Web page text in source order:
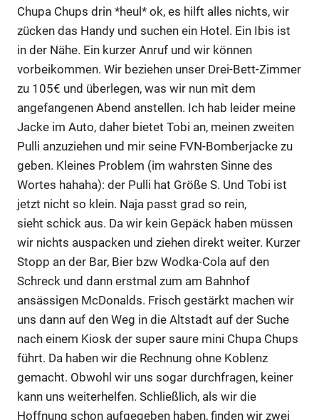
Chupa Chups drin *heul* ok, es hilft alles nichts, wir
zücken das Handy und suchen ein Hotel. Ein Ibis ist
in der Nähe. Ein kurzer Anruf und wir können
vorbeikommen. Wir beziehen unser Drei-Bett-Zimmer
zu 105€ und überlegen, was wir nun mit dem
angefangenen Abend anstellen. Ich hab leider meine
Jacke im Auto, daher bietet Tobi an, meinen zweiten
Pulli anzuziehen und mir seine FVN-Bomberjacke zu
geben. Kleines Problem (im wahrsten Sinne des
Wortes hahaha): der Pulli hat Größe S. Und Tobi ist
jetzt nicht so klein. Naja passt grad so rein,
sieht schick aus. Da wir kein Gepäck haben müssen
wir nichts auspacken und ziehen direkt weiter. Kurzer
Stopp an der Bar, Bier bzw Wodka-Cola auf den
Schreck und dann erstmal zum am Bahnhof
ansässigen McDonalds. Frisch gestärkt machen wir
uns dann auf den Weg in die Altstadt auf der Suche
nach einem Kiosk der super saure mini Chupa Chups
führt. Da haben wir die Rechnung ohne Koblenz
gemacht. Obwohl wir uns sogar durchfragen, keiner
kann uns weiterhelfen. Schließlich, als wir die
Hoffnung schon aufgegeben haben, finden wir zwei